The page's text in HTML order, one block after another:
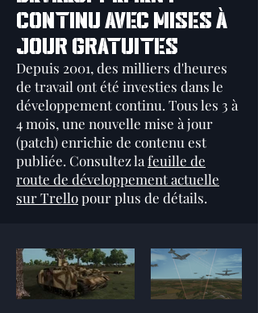
CONTINU AVEC MISES À
JOUR GRATUITES
Depuis 2001, des milliers d'heures
de travail ont été investies dans le
développement continu. Tous les 3 à
4 mois, une nouvelle mise à jour
(patch) enrichie de contenu est
publiée. Consultez la feuille de
route de développement actuelle
sur Trellopour plus de détails.